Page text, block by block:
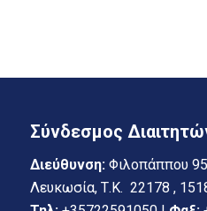
Σύνδεσμος
Διεύθυνση:Φιλοπάππου
Λευκωσία, Τ.Κ. 22178 ,